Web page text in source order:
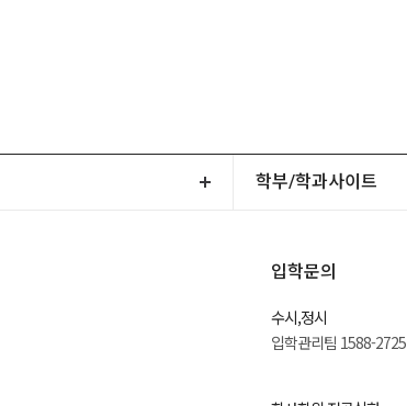
학부/학과사이트
입학문의
수시,정시
입학관리팀 1588-2725